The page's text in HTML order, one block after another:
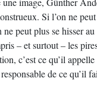
Si l’on ne
ne peut plus se hisser
– et surtout – les
c’est ce qu’il
de ce qu’il